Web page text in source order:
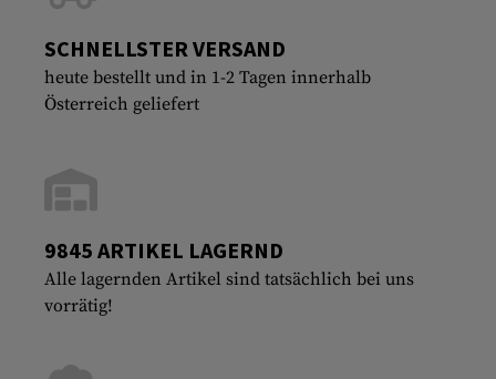
SCHNELLSTER VERSAND
heute bestellt und in 1-2 Tagen innerhalb
Österreich geliefert
9845 ARTIKEL LAGERND
Alle lagernden Artikel sind tatsächlich bei uns
vorrätig!